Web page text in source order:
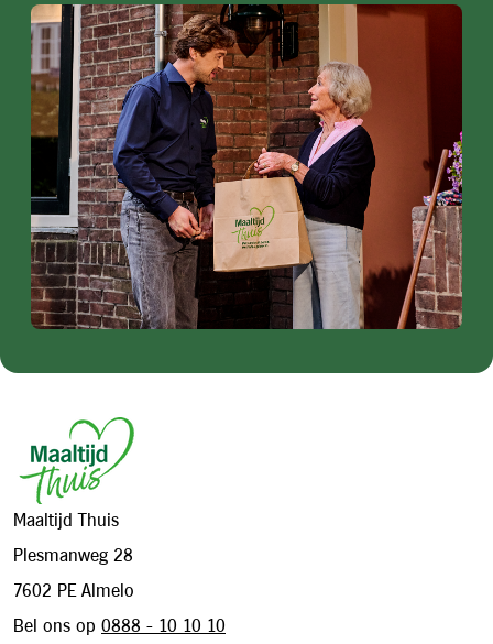
Maaltijd Thuis
Plesmanweg 28
7602 PE Almelo
Bel ons op 0888 - 10 10 10